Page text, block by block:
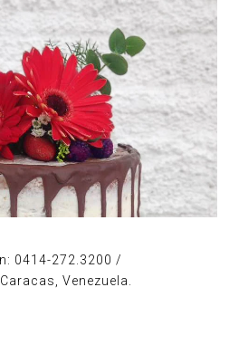
0414-272.3200 /
Venezuela.